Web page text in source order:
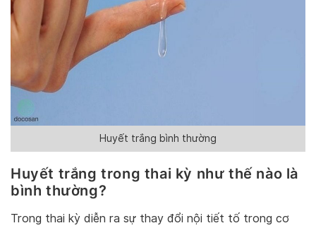
Huyết trắng bình thường
Huyết trắng trong thai kỳ như thế nào là
bình thường?
Trong thai kỳ diễn ra sự thay đổi nội tiết tố trong cơ